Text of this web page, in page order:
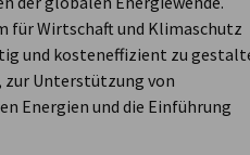
für Wirtschaft und Klimaschutz
und kosteneffizient zu
zur Unterstützung von
Energien und die Einführung